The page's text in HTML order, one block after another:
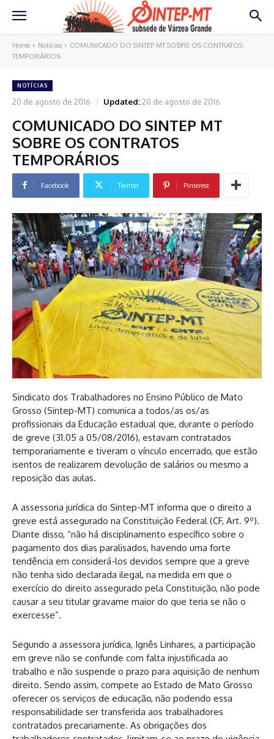
Home Notícias
COMUNICADO DO SINTEP MT SOBRE OS CONTRATOS
TEMPORÁRIOS
NOTÍCIAS
20 de agosto de 2016 Updated:20 de agosto de 2016
COMUNICADO DO SINTEP MT
SOBRE OS CONTRATOS
TEMPORÁRIOS
Facebook Twitter Pinterest
Sindicato dos Trabalhadores no Ensino Público de Mato
Grosso (Sintep-MT) comunica a todos/as os/as
profissionais da Educação estadual que, durante o período
de greve (31.05 a 05/08/2016), estavam contratados
temporariamente e tiveram o vínculo encerrado, que estão
isentos de realizarem devolução de salários ou mesmo a
reposição das aulas.
A assessoria jurídica do Sintep-MT informa que o direito a
greve está assegurado na Constituição Federal (CF, Art. 9º).
Diante disso, “não há disciplinamento específico sobre o
pagamento dos dias paralisados, havendo uma forte
tendência em considerá-los devidos sempre que a greve
não tenha sido declarada ilegal, na medida em que o
exercício do direito assegurado pela Constituição, não pode
causar a seu titular gravame maior do que teria se não o
exercesse”.
Segundo a assessora jurídica, Ignês Linhares, a participação
em greve não se confunde com falta injustificada ao
trabalho e não suspende o prazo para aquisição de nenhum
direito. Sendo assim, compete ao Estado de Mato Grosso
oferecer os serviços de educação, não podendo essa
responsabilidade ser transferida aos trabalhadores
contratados precariamente. As obrigações dos